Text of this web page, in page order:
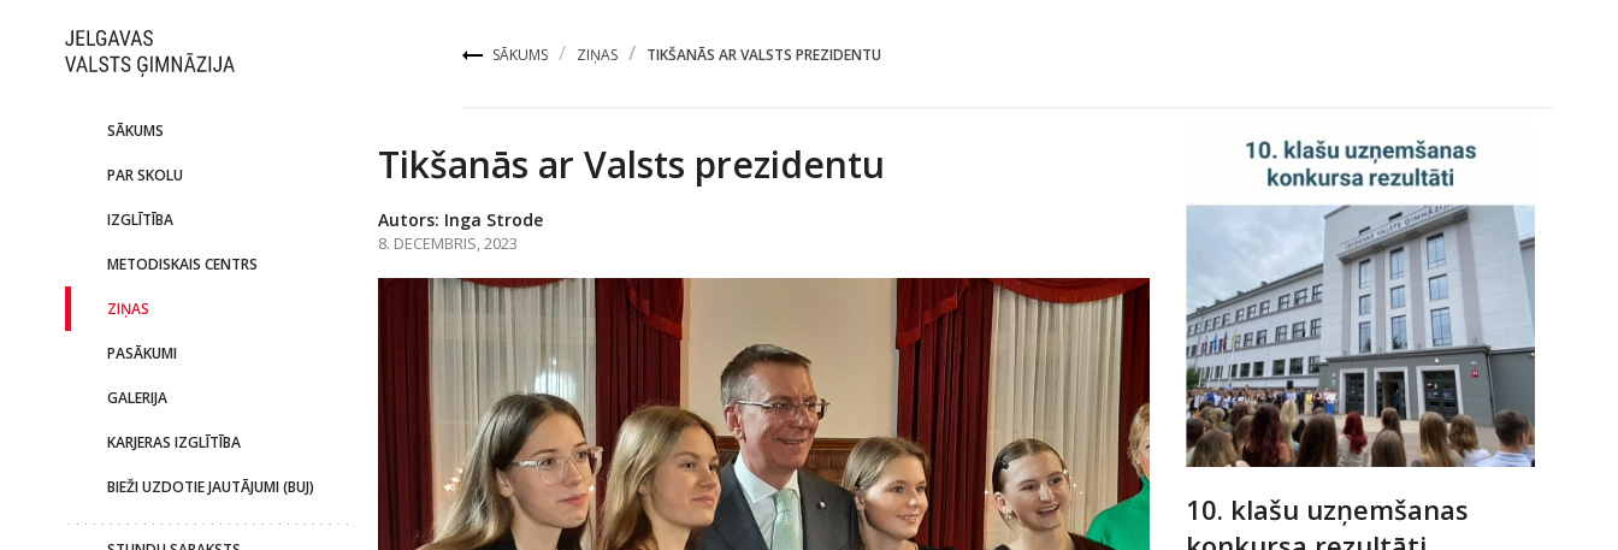
SĀKUMS ZIŅAS TIKŠANĀS AR VALSTS PREZIDENTU
SĀKUMS
PAR SKOLU
IZGLĪTĪBA
METODISKAIS CENTRS
ZIŅAS
PASĀKUMI
GALERIJA
KARJERAS IZGLĪTĪBA
BIEŽI UZDOTIE JAUTĀJUMI (BUJ)
Tikšanās ar Valsts prezidentu
Autors: Inga Strode
8. DECEMBRIS, 2023
10. klašu uzņemšanas